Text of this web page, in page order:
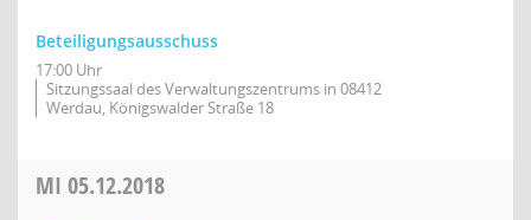
Beteiligungsausschuss
17:00 Uhr
Sitzungssaal des Verwaltungszentrums in 08412
Werdau, Königswalder Straße 18
MI 05.12.2018